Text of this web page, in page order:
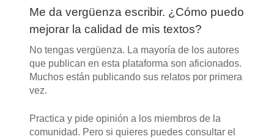
Me da vergüenza escribir. ¿Cómo puedo
mejorar la calidad de mis textos?
No tengas vergüenza. La mayoría de los autores
que publican en esta plataforma son aficionados.
Muchos están publicando sus relatos por primera
vez.
Practica y pide opinión a los miembros de la
comunidad. Pero si quieres puedes consultar el